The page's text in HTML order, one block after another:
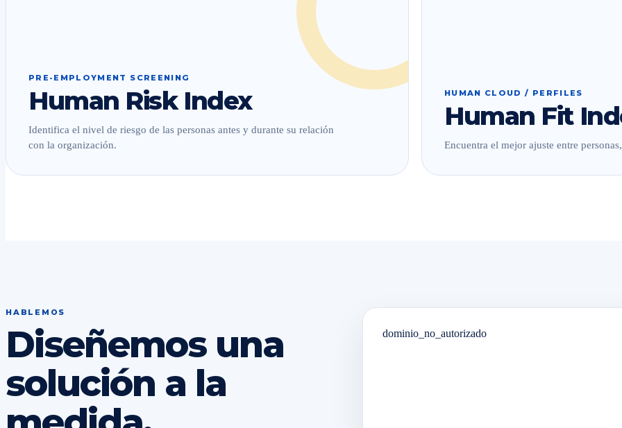
PRE-EMPLOYMENT SCREENING
Human Risk Index
Identifica el nivel de riesgo de las personas antes y durante su relación
con la organización.
HUMAN CLOUD / PERFILES
Human Fit
Encuentra el mejor ajuste entre
HABLEMOS
Diseñemos una
solución a la
dominio_no_autorizado